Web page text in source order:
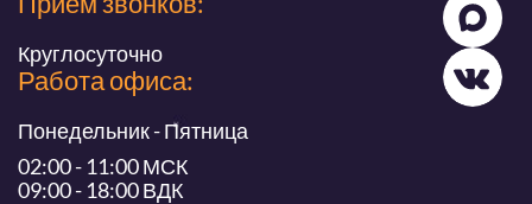
Круглосуточно
Работа офиса:
Понедельник - Пятница
02:00 - 11:00 МСК
09:00 - 18:00 ВДК